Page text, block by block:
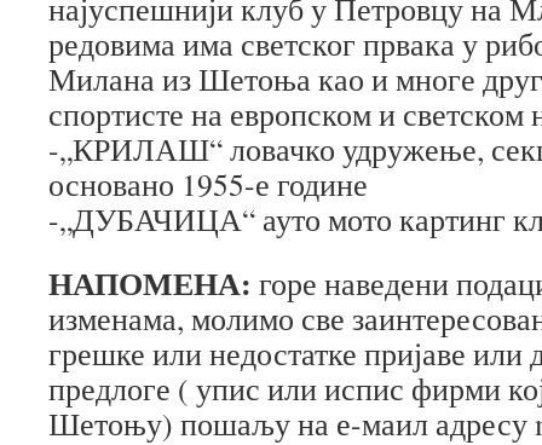
најуспешнији клуб у Петровцу на
редовима има светског првака у
Милана из Шетоња као и многе
спортисте на европском и светском
-„КРИЛАШ“ ловачко удружење,
основано 1955-е године
-„ДУБАЧИЦА“ ауто мото картинг
НАПОМЕНА: горе наведени
изменама, молимо све
грешке или недостатке пријаве или
предлоге ( упис или испис фирми
Шетоњу) пошаљу на е-маил адресу